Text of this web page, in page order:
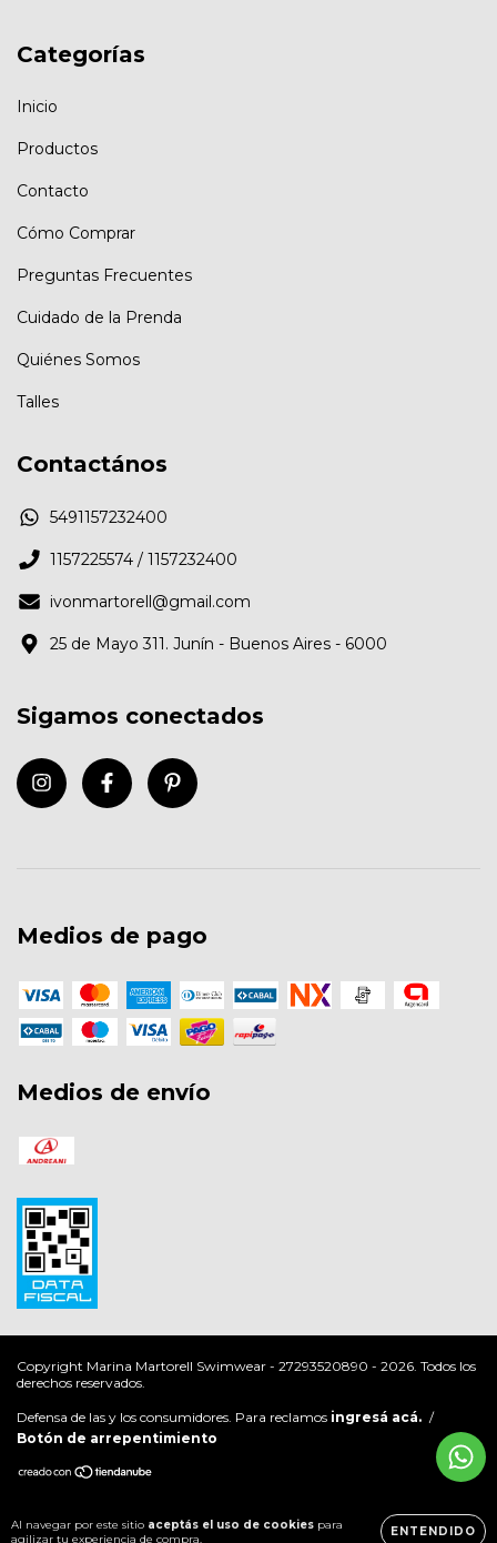
Al navegar por este sitio aceptás el uso de cookies para
agilizar tu experiencia de compra.
ENTENDIDO
Categorías
Inicio
Productos
Contacto
Cómo Comprar
Preguntas Frecuentes
Cuidado de la Prenda
Quiénes Somos
Talles
Contactános
5491157232400
1157225574 / 1157232400
ivonmartorell@gmail.com
25 de Mayo 311. Junín - Buenos Aires - 6000
Sigamos conectados
Medios de pago
Medios de envío
Copyright Marina Martorell Swimwear - 27293520890 - 2026. Todos los
derechos reservados.
Defensa de las y los consumidores. Para reclamos ingresá acá. /
Botón de arrepentimiento